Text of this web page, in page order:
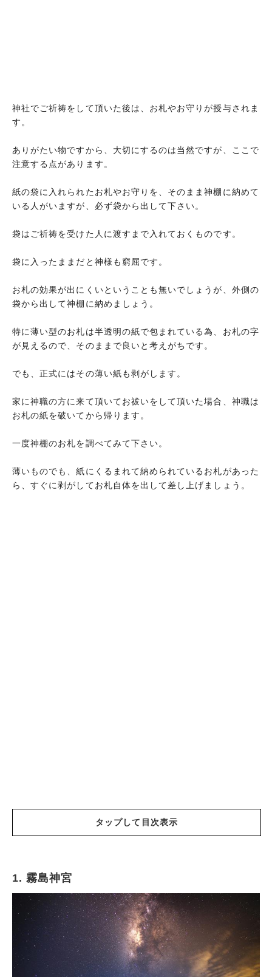
神社でご祈祷をして頂いた後は、お札やお守りが授与されま
す。
ありがたい物ですから、大切にするのは当然ですが、ここで
注意する点があります。
紙の袋に入れられたお札やお守りを、そのまま神棚に納めて
いる人がいますが、必ず袋から出して下さい。
袋はご祈祷を受けた人に渡すまで入れておくものです。
袋に入ったままだと神様も窮屈です。
お札の効果が出にくいということも無いでしょうが、外側の
袋から出して神棚に納めましょう。
特に薄い型のお札は半透明の紙で包まれている為、お札の字
が見えるので、そのままで良いと考えがちです。
でも、正式にはその薄い紙も剥がします。
家に神職の方に来て頂いてお祓いをして頂いた場合、神職は
お札の紙を破いてから帰ります。
一度神棚のお札を調べてみて下さい。
薄いものでも、紙にくるまれて納められているお札があった
ら、すぐに剥がしてお札自体を出して差し上げましょう。
タップして目次表示
天之御中主(妙見)神社
鹿児島県護國神社
揖宿神社
照國神社
1. 霧島神宮